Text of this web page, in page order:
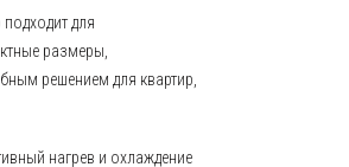
для
размеры,
решением для квартир,
нагрев и охлаждение